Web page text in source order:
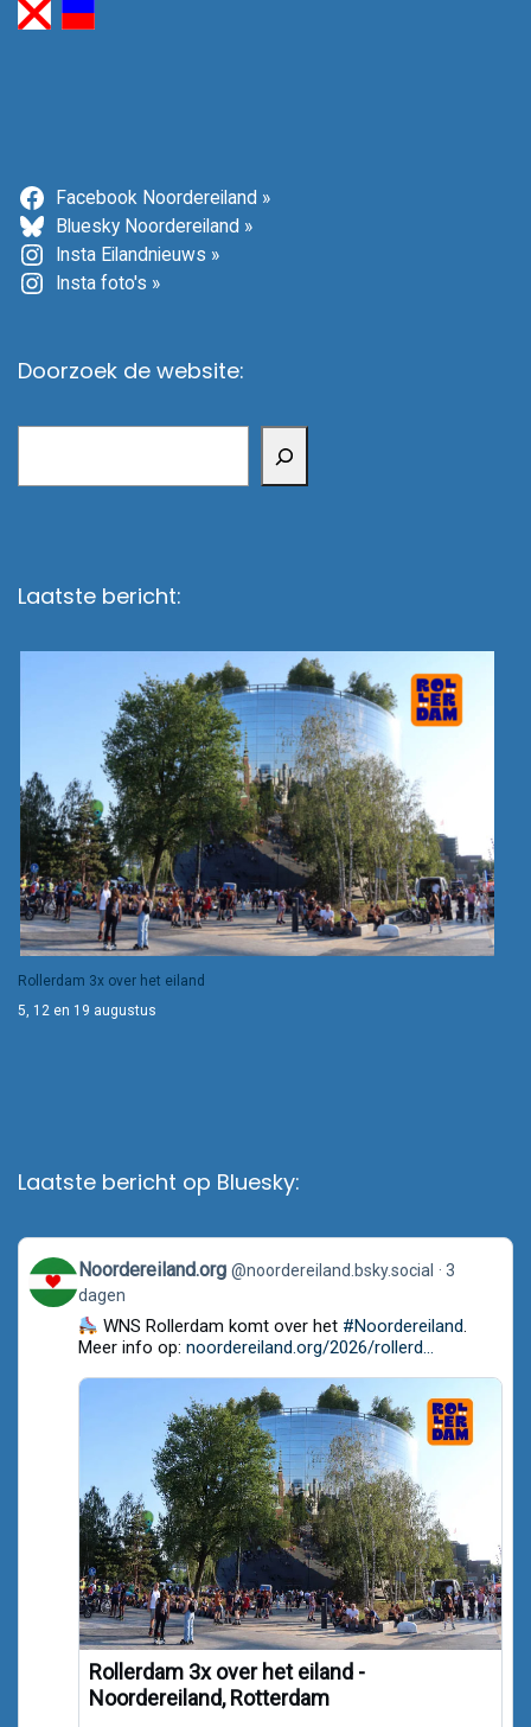
Facebook Noordereiland »
Bluesky Noordereiland »
Insta Eilandnieuws »
Insta foto's »
Doorzoek de website:
Laatste bericht:
Rollerdam 3x over het eiland
5, 12 en 19 augustus
Laatste bericht op Bluesky:
View
post
by
Noordereiland.org
Bluesky
Noordereiland.org @noordereiland.bsky.social
3
dagen
WNS Rollerdam komt over het #Noordereiland.
Meer info op: noordereiland.org/2026/rollerd...
Rollerdam 3x over het eiland -
Noordereiland, Rotterdam